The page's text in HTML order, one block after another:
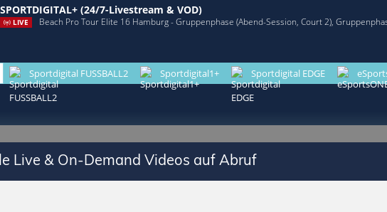
SPORTDIGITAL+ (24/7-Livestream & VOD)
LIVE Beach Pro Tour Elite 16 Hamburg - Gruppenphase (Abend-Session, Court 2),
Sportdigital FUSSBALL2 Sportdigital1+ Sportdigital EDGE
Live & On-Demand Videos auf Abruf